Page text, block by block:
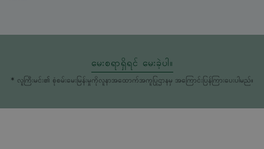
မေးစရာရှိရင် မေးခဲ့ပါ။
* လူကြီးမင်း၏ စုံစမ်းမေးမြန်းမှုကိုလူနာအထောက်အကူပြုဌာနမှ အကြောင်းပြန်ကြားပေးပါမည်။